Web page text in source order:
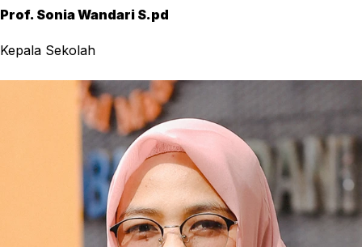
Prof. Sonia Wandari S.pd
Kepala Sekolah